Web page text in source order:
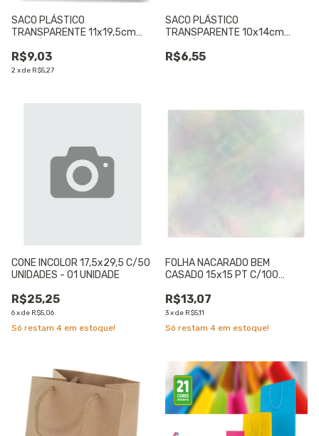
SACO PLÁSTICO
TRANSPARENTE 11x19,5cm
UNIDADE
R$9,03
2xde R$5,27
SACO PLÁSTICO
TRANSPARENTE 10x14cm
UNIDADE
R$6,55
CONE INCOLOR 17,5x29,5 C/50
UNIDADES - 01 UNIDADE
R$25,25
6xde R$5,06
Só restam 4 em estoque!
FOLHA NACARADO BEM
CASADO 15x15 PT C/100
R$13,07
3xde R$5,11
Só restam 4 em estoque!